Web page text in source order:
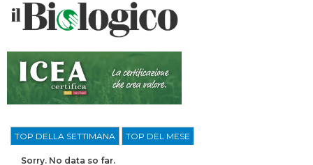
TOP DELLA SETTIMANA TOP DEL MESE
Sorry. No data so far.